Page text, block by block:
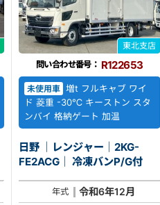
東北支店
問い合わせ番号： R122653
未使用車 増t フルキャブ ワイ
ド 菱重 -30℃ キーストン スタ
ンバイ 格納ゲート 加温
日野 ｜レンジャー｜2KG-
FE2ACG｜ 冷凍バンP/G付
年式 令和6年12月